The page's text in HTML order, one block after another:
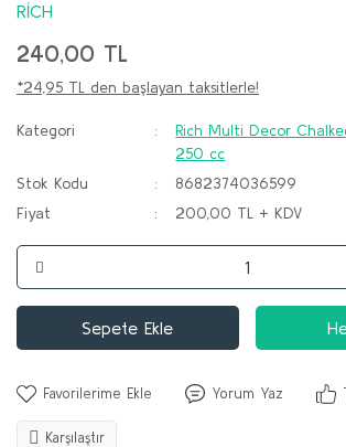
RİCH
240,00 TL
*24,95 TL den başlayan taksitlerle!
Kategori
Rich Multi Decor
250 cc
Stok Kodu
8682374036599
Fiyat
200,00 TL + KDV
Sepete Ekle
Yorum Yaz
Karşılaştır